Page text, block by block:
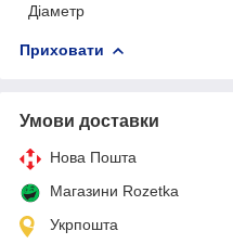
Діаметр
Приховати
Умови доставки
Нова Пошта
Магазини Rozetka
Укрпошта